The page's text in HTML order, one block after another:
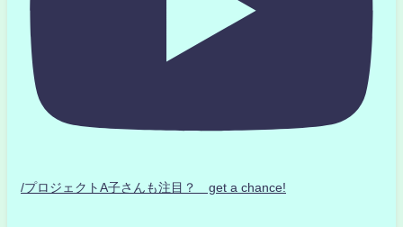
/プロジェクトA子さんも注目？ get a chance!